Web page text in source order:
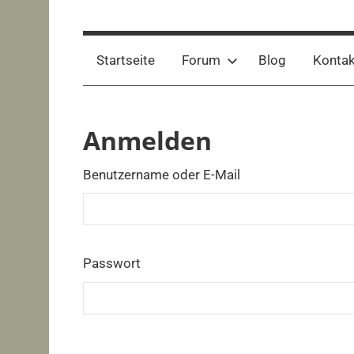
Startseite Forum Blog
Anmelden
Benutzername oder E-Mail
Passwort